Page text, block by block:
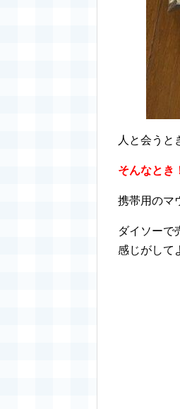
人と会うと
そんなとき
携帯用のマ
ダイソーで
感じがして